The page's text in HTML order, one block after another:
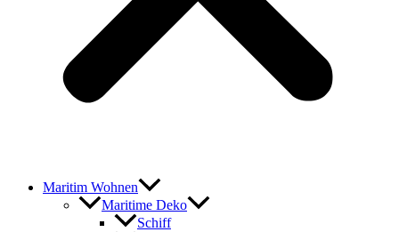
Maritim Wohnen
Maritime Deko
Schiff